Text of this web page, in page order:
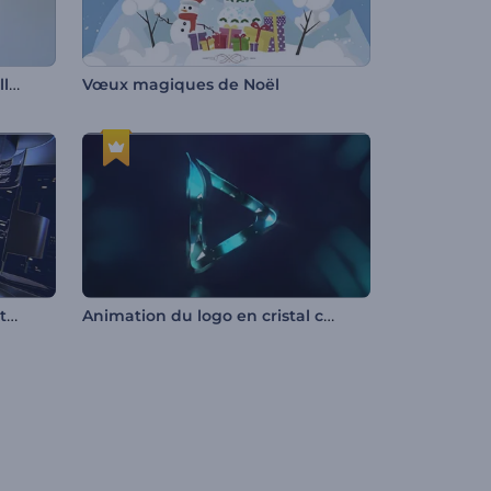
Animation de logo Balles molles Vœux magiques de Noël
Animation de logo - Capsule technologique Animation du logo en cristal coloré